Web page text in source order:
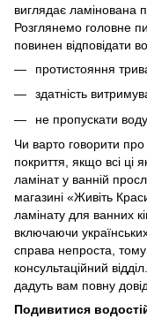
виглядає ламінована
Розглянемо головне
повинен відповідати
протистояння
здатність
не пропускати
Чи варто говорити про
покриття, якщо всі ці
ламінат у ванній
магазині «Живіть
ламінату для ванних
включаючи
справа непроста,
консультаційний
дадуть вам повну
Подивитися